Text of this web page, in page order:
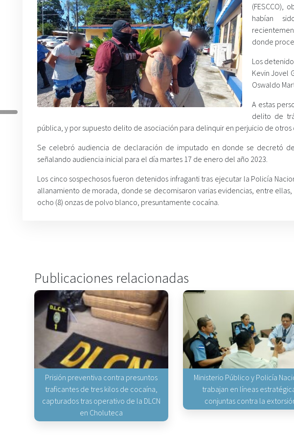
(FESCCO),
habían
donde
Los
Kevin Jovel
Oswaldo
A estas
delito de
pública, y por supuesto delito de asociación para delinquir en perjuicio de
Se celebró audiencia de declaración de imputado en donde se decretó
señalando audiencia inicial para el día martes 17 de enero del año 2023.
Los cinco sospechosos fueron detenidos infraganti tras ejecutar la Policía
allanamiento de morada, donde se decomisaron varias evidencias, entre
ocho (8) onzas de polvo blanco, presuntamente cocaína.
Publicaciones relacionadas
Prisión preventiva contra presuntos
traficantes de tres kilos de cocaína,
capturados tras operativo de la DLCN
en Choluteca
Ministerio Público y Policía
trabajan en líneas
conjuntas contra la